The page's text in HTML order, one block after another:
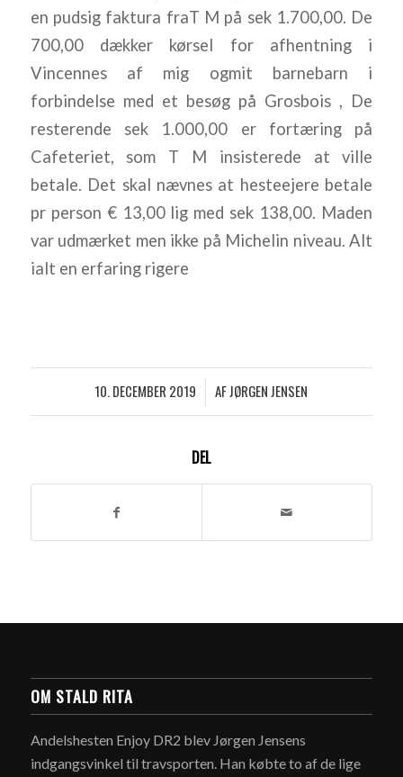
en pudsig faktura fraT M på sek 1.700,00. De
700,00 dækker kørsel for afhentning i
Vincennes af mig ogmit barnebarn i
forbindelse med et besøg på Grosbois , De
resterende sek 1.000,00 er fortæring på
Cafeteriet, som T M insisterede at ville
betale. Det skal nævnes at hesteejere betale
pr person € 13,00 lig med sek 138,00. Maden
var udmærket men ikke på Michelin niveau. Alt
ialt en erfaring rigere
10. DECEMBER 2019
/ AFJØRGEN JENSEN
DEL
OM STALD RITA
Andelshesten Enjoy DR2 blev Jørgen Jensens
indgangsvinkel til travsporten. Han købte to af de lige